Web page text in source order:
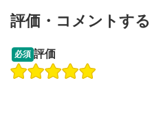
全画面表示
動画が全画面で表示され
のサイズに戻ります。
操作説明動画
評価・コメントする
必須 評価